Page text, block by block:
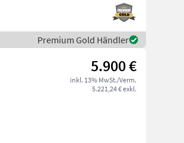
Premium Gold Händler
5.900 €
inkl. 13% MwSt./Verm.
5.221,24 € exkl.